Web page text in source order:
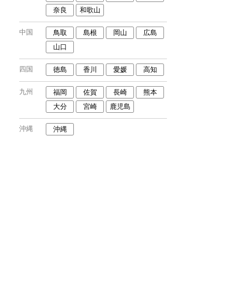
奈良
和歌山
中国 鳥取 島根 岡山
広島
山口
四国 徳島 香川 愛媛 高知
九州 福岡 佐賀 長崎
熊本
大分
宮崎 鹿児島
沖縄 沖縄